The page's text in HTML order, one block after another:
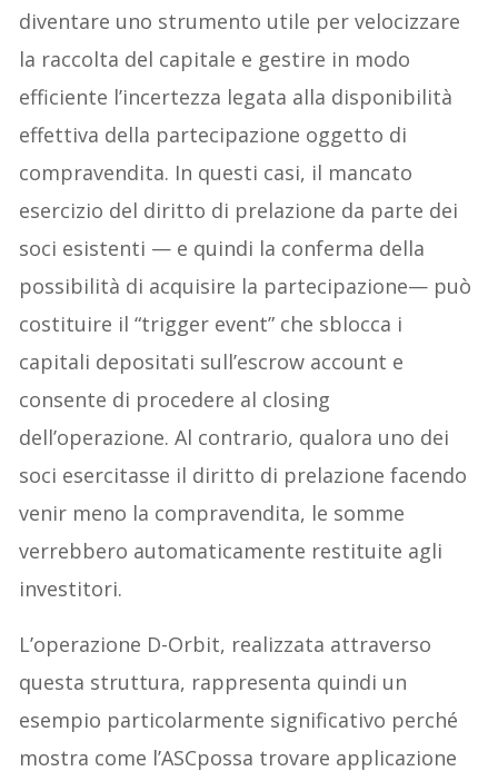
diventare uno strumento utile per velocizzare
la raccolta del capitale e gestire in modo
efficiente l’incertezza legata alla disponibilità
effettiva della partecipazione oggetto di
compravendita. In questi casi, il mancato
esercizio del diritto di prelazione da parte dei
soci esistenti — e quindi la conferma della
possibilità di acquisire la partecipazione— può
costituire il “trigger event” che sblocca i
capitali depositati sull’escrow account e
consente di procedere al closing
dell’operazione. Al contrario, qualora uno dei
soci esercitasse il diritto di prelazione facendo
venir meno la compravendita, le somme
verrebbero automaticamente restituite agli
investitori.
L’operazione D-Orbit, realizzata attraverso
questa struttura, rappresenta quindi un
esempio particolarmente significativo perché
mostra come l’ASCpossa trovare applicazione